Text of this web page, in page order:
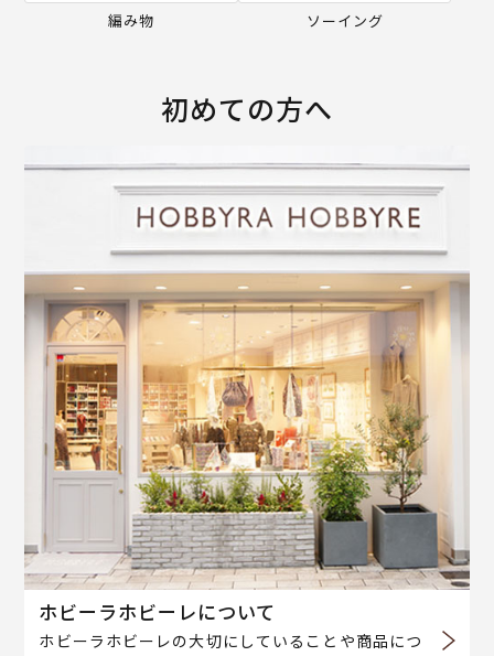
編み物 ソーイング
初めての方へ
ホビーラホビーレについて
ホビーラホビーレの大切にしていることや商品につ